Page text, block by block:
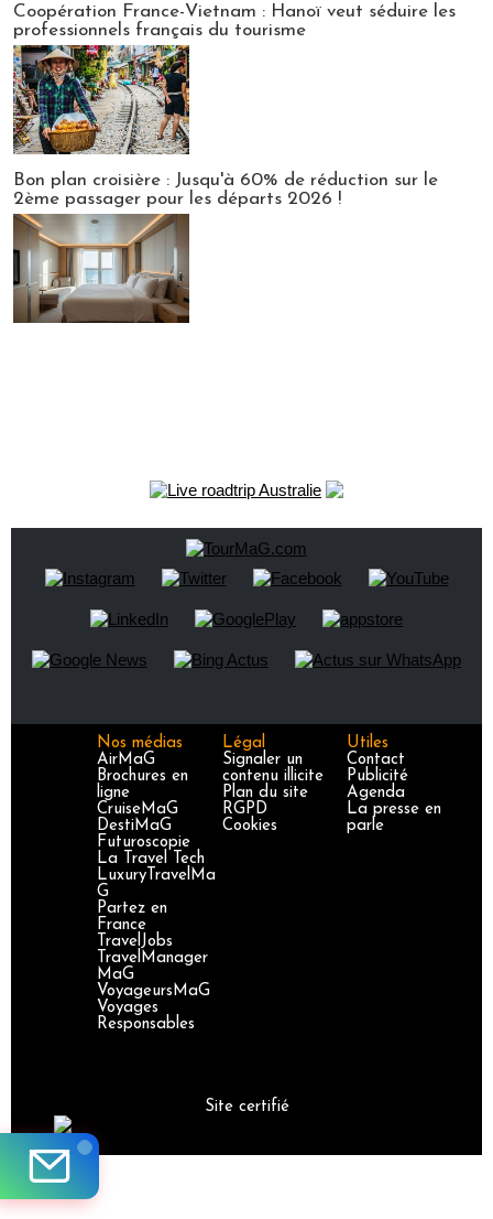
Coopération France-Vietnam : Hanoï veut séduire les
professionnels français du tourisme
Bon plan croisière : Jusqu'à 60% de réduction sur le
2ème passager pour les départs 2026 !
Nos médias
AirMaG
Brochures en
ligne
CruiseMaG
DestiMaG
Futuroscopie
La Travel Tech
LuxuryTravelMa
G
Partez en
France
TravelJobs
TravelManager
MaG
VoyageursMaG
Voyages
Responsables
Légal
Signaler un
contenu illicite
Plan du site
RGPD
Cookies
Utiles
Contact
Publicité
Agenda
La presse en
parle
Site certifié